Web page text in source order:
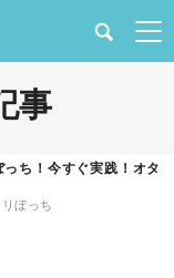
事
ち！今すぐ実践！オタ
リぼっち